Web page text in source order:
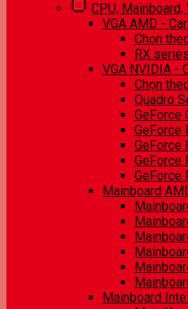
CPU, Mainboard,
VGA AMD -
Chọn
RX series
VGA NVIDIA -
Chọn
Quadro
GeForce
GeForce
GeForce
GeForce
GeForce
Mainboard
Mainboard